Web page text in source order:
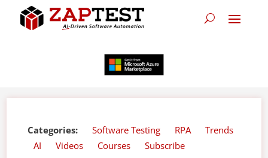
Categories: Software Testing RPA
Trends
AI
Videos Courses Subscribe